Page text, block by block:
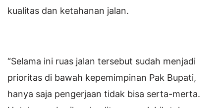
kualitas dan ketahanan jalan.
“Selama ini ruas jalan tersebut sudah menjadi
prioritas di bawah kepemimpinan Pak Bupati,
hanya saja pengerjaan tidak bisa serta-merta.